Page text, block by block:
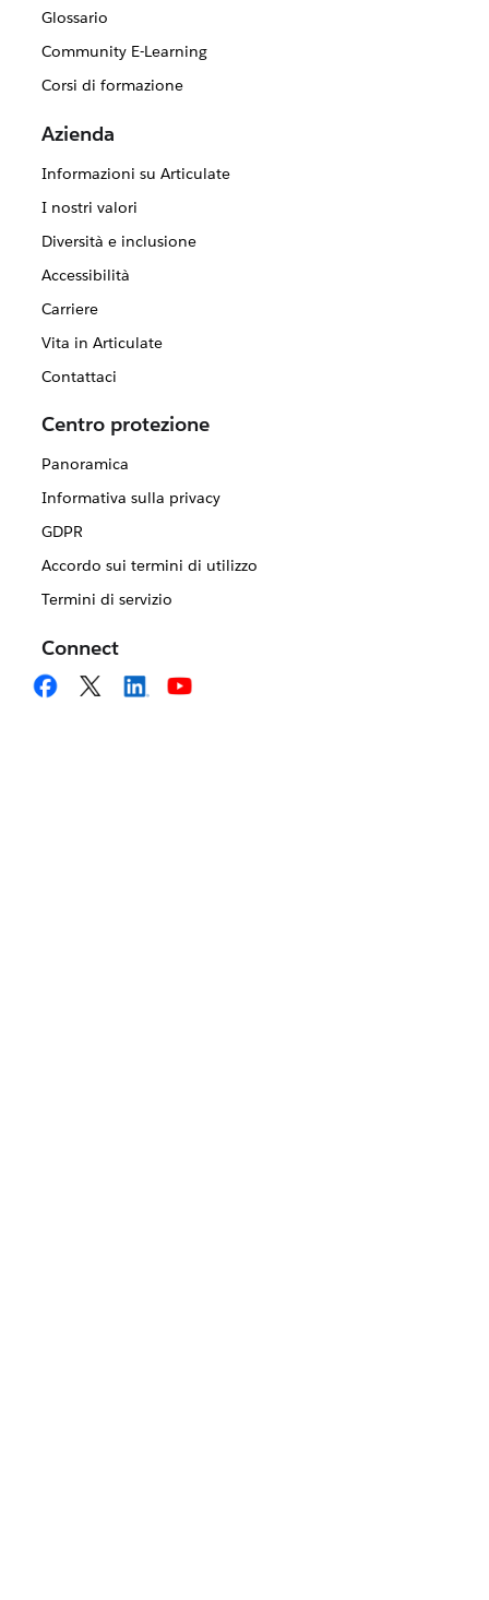
Glossario
Community E-Learning
Corsi di formazione
Azienda
Informazioni su Articulate
I nostri valori
Diversità e inclusione
Accessibilità
Carriere
Vita in Articulate
Contattaci
Centro protezione
Panoramica
Informativa sulla privacy
GDPR
Accordo sui termini di utilizzo
Termini di servizio
Connect